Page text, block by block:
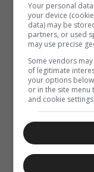
Your personal
your device
data) may be
partners, or used
may use precise
Some vendors
of legitimate
your options
or in the site
and cookie settings.